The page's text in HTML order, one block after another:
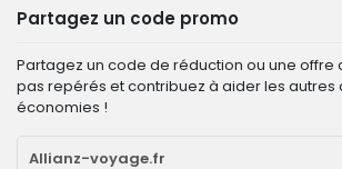
Partagez un code promo
Partagez un code de réduction ou une offre
pas repérés et contribuez à aider les autres
économies !